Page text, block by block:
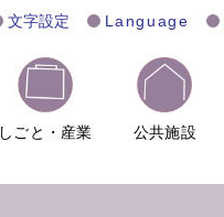
文字設定 Language
しごと・産業 公共施設